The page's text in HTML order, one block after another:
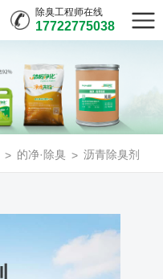
除臭工程师在线
17722775038
的净·除臭 沥青除臭剂